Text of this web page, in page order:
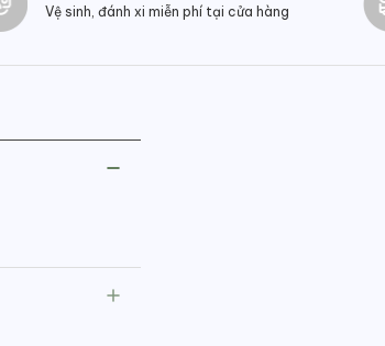
Vệ sinh, đánh xi miễn phí tại cửa hàng